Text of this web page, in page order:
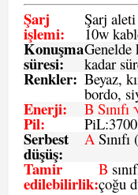
Şarj
işlemi:
Şarj
10w
Konuşma
süresi:
Genelde
kadar
Renkler: Beyaz,
bordo,
Enerji: B Sınıfı
Pil:
Serbest
düşüş:
ASınıfı
Tamir
edilebilirlik:
B
çoğu